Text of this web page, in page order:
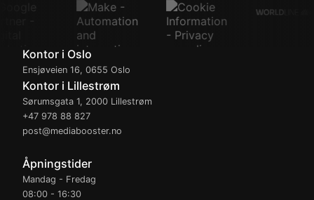
Kontor i Oslo
Ensjøveien 16, 0655 Oslo
Kontor i Lillestrøm
Sørumsgata 1, 2000 Lillestrøm
+47 978 88 827
post@mediabooster.no
Åpningstider
Mandag - Fredag
08:00 - 16:30